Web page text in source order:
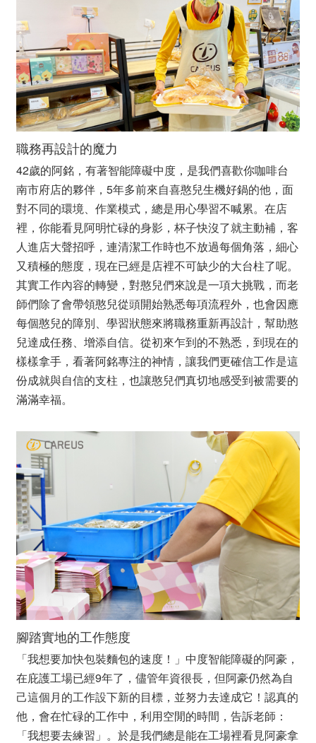
職務再設計的魔力
42歲的阿銘，有著智能障礙中度，是我們喜歡你咖啡台
南市府店的夥伴，5年多前來自喜憨兒生機好鍋的他，面
對不同的環境、作業模式，總是用心學習不喊累。在店
裡，你能看見阿明忙碌的身影，杯子快沒了就主動補，客
人進店大聲招呼，連清潔工作時也不放過每個角落，細心
又積極的態度，現在已經是店裡不可缺少的大台柱了呢。
其實工作內容的轉變，對憨兒們來說是一項大挑戰，而老
師們除了會帶領憨兒從頭開始熟悉每項流程外，也會因應
每個憨兒的障別、學習狀態來將職務重新再設計，幫助憨
兒達成任務、增添自信。從初來乍到的不熟悉，到現在的
樣樣拿手，看著阿銘專注的神情，讓我們更確信工作是這
份成就與自信的支柱，也讓憨兒們真切地感受到被需要的
滿滿幸福。
腳踏實地的工作態度
「我想要加快包裝麵包的速度！」中度智能障礙的阿豪，
在庇護工場已經9年了，儘管年資很長，但阿豪仍然為自
己這個月的工作設下新的目標，並努力去達成它！認真的
他，會在忙碌的工作中，利用空閒的時間，告訴老師：
「我想要去練習」。於是我們總是能在工場裡看見阿豪拿